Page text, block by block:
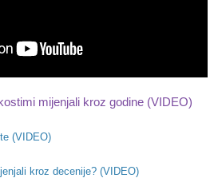
mijenjali kroz godine (VIDEO)
(VIDEO)
kroz decenije? (VIDEO)